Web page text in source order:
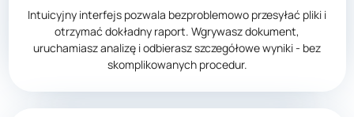
Intuicyjny interfejs pozwala bezproblemowo przesyłać pliki i
otrzymać dokładny raport. Wgrywasz dokument,
uruchamiasz analizę i odbierasz szczegółowe wyniki - bez
skomplikowanych procedur.